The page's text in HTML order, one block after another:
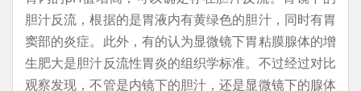
胆汁反流，根据的是胃液内有黄绿色的胆汁，同时有胃
窦部的炎症。此外，有的认为显微镜下胃粘膜腺体的增
生肥大是胆汁反流性胃炎的组织学标准。不过经过对比
观察发现，不管是内镜下的胆汁，还是显微镜下的腺体